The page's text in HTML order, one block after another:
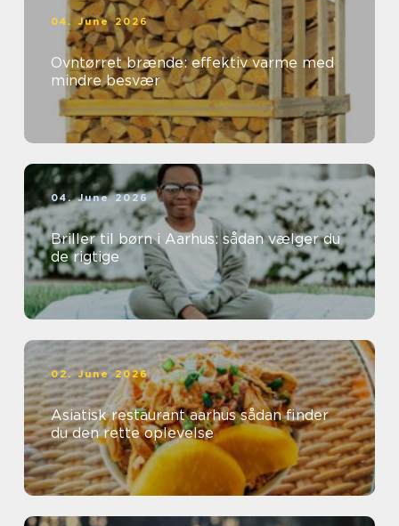
04. June 2026
Ovntørret brænde: effektiv varme med
mindre besvær
04. June 2026
Briller til børn i Aarhus: sådan vælger du
de rigtige
02. June 2026
Asiatisk restaurant aarhus sådan finder
du den rette oplevelse